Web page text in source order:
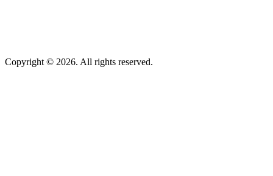
Copyright © 2026. All rights reserved.